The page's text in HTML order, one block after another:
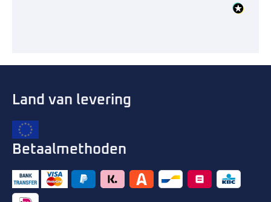
Land van levering
Betaalmethoden